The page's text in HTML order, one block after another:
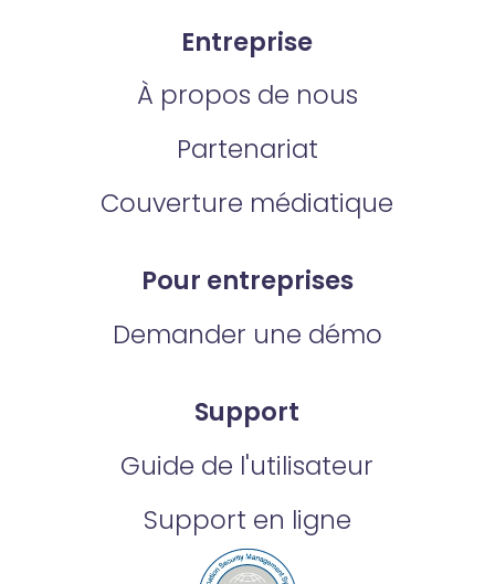
Entreprise
À propos de nous
Partenariat
Couverture médiatique
Pour entreprises
Demander une démo
Support
Guide de l'utilisateur
Support en ligne